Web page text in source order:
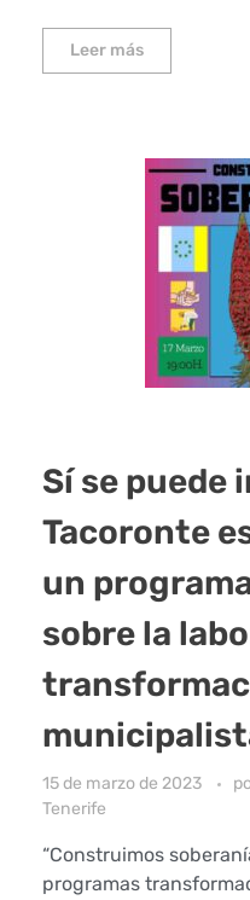
Leer más
Sí se puede
Tacoronte
un
sobre la
15 de marzo de 2023
Tenerife
“Construimos
programas